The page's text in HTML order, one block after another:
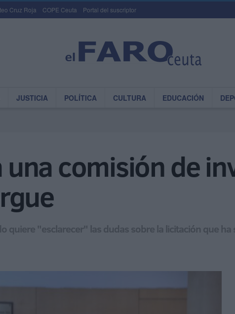
Cruz Roja COPE Ceuta Portal del suscriptor
JUSTICIA POLÍTICA CULTURA EDUCACIÓN
una comisión de
quiere "esclarecer" las dudas sobre la licitación que ha